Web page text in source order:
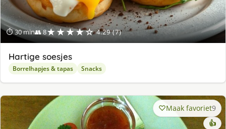
⏱ 30 min👥 8★★★★☆ 4.29 (7)
Hartige soesjes
Borrelhapjes & tapas Snacks
Maak favoriet9
👍